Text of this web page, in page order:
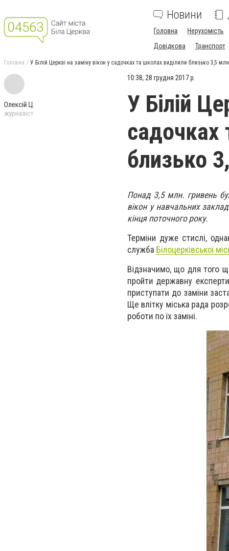
Новини
Головна Нерухомість
Довідкова
Транспорт
Головна У Білій Церкві на заміну вікон у садочках та школах виділили близько 3,5
Олексій Ц.
журналіст
10:38, 28 грудня 2017 р.
У Білій
садочках
близько
Понад 3,5 млн. гривень
вікон у навчальних
кінця поточного року.
Терміни дуже стислі,
служба Білоцерківської
Відзначимо, що для того
пройти державну
приступати до заміни
Ще влітку міська рада
роботи по їх заміні.